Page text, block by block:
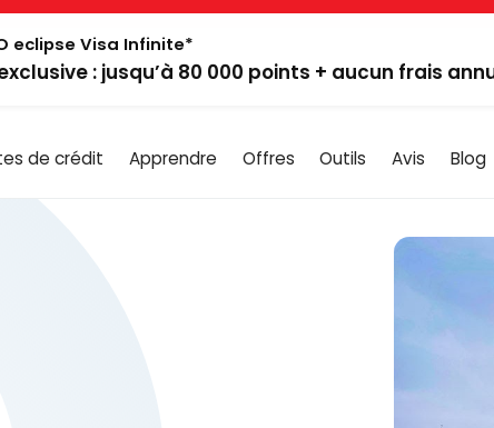
eclipse Visa Infinite*
: jusqu’à 80 000 points + aucun frais
de crédit Apprendre Offres Outils Avis Blog